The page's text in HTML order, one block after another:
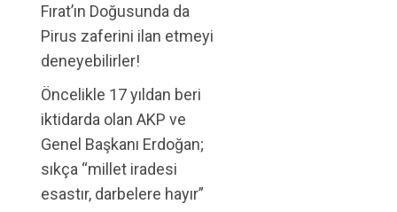
Fırat’ın Doğusunda da
Pirus zaferini ilan etmeyi
deneyebilirler!
Öncelikle 17 yıldan beri
iktidarda olan AKP ve
Genel Başkanı Erdoğan;
sıkça “millet iradesi
esastır, darbelere hayır”